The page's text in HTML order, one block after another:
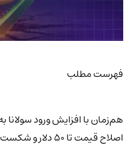
فهرست مطلب
هم‌زمان با افزایش ورود سولانا